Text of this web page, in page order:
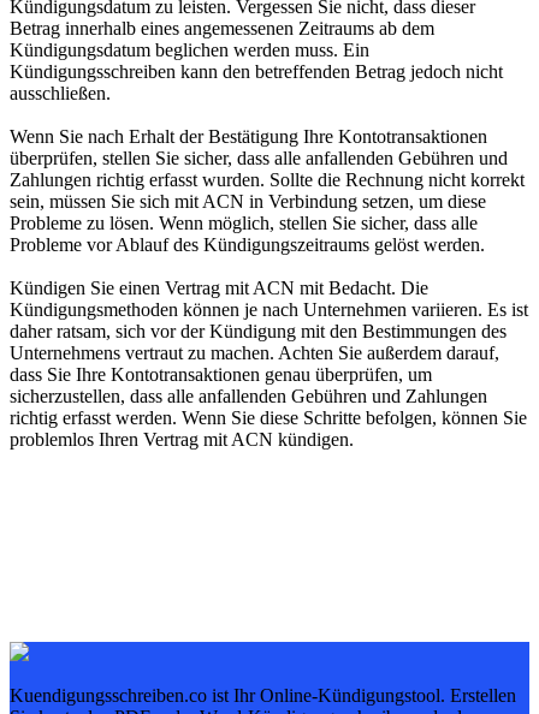
Kündigungsdatum zu leisten. Vergessen Sie nicht, dass dieser
Betrag innerhalb eines angemessenen Zeitraums ab dem
Kündigungsdatum beglichen werden muss. Ein
Kündigungsschreiben kann den betreffenden Betrag jedoch nicht
ausschließen.
Wenn Sie nach Erhalt der Bestätigung Ihre Kontotransaktionen
überprüfen, stellen Sie sicher, dass alle anfallenden Gebühren und
Zahlungen richtig erfasst wurden. Sollte die Rechnung nicht korrekt
sein, müssen Sie sich mit ACN in Verbindung setzen, um diese
Probleme zu lösen. Wenn möglich, stellen Sie sicher, dass alle
Probleme vor Ablauf des Kündigungszeitraums gelöst werden.
Kündigen Sie einen Vertrag mit ACN mit Bedacht. Die
Kündigungsmethoden können je nach Unternehmen variieren. Es ist
daher ratsam, sich vor der Kündigung mit den Bestimmungen des
Unternehmens vertraut zu machen. Achten Sie außerdem darauf,
dass Sie Ihre Kontotransaktionen genau überprüfen, um
sicherzustellen, dass alle anfallenden Gebühren und Zahlungen
richtig erfasst werden. Wenn Sie diese Schritte befolgen, können Sie
problemlos Ihren Vertrag mit ACN kündigen.
Kuendigungsschreiben.co ist Ihr Online-Kündigungstool. Erstellen